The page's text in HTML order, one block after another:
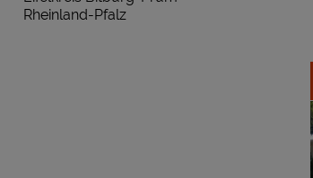
Rheinland-Pfalz